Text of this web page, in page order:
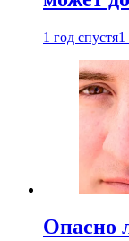
1 год спустя1
Опасно